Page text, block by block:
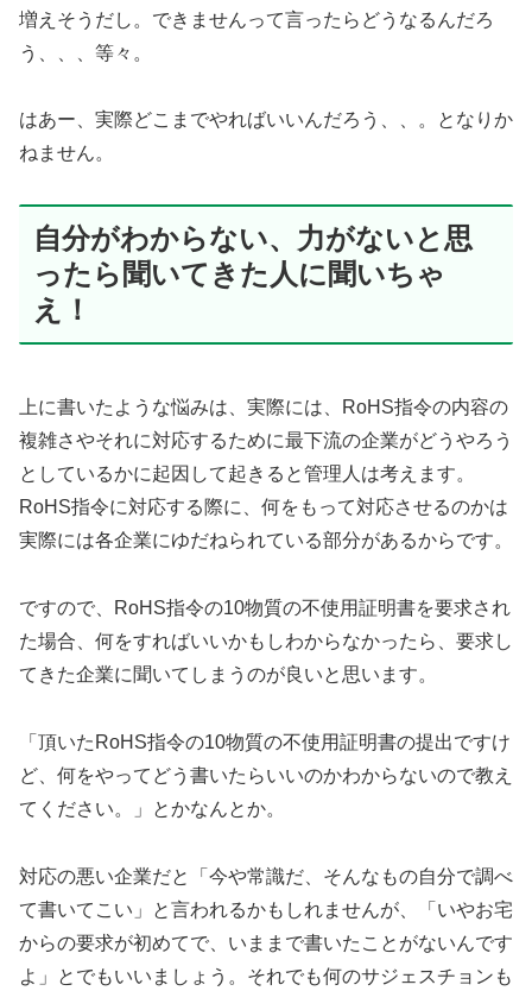
増えそうだし。できませんって言ったらどうなるんだろ
う、、、等々。
はあー、実際どこまでやればいいんだろう、、。となりか
ねません。
自分がわからない、力がないと思
ったら聞いてきた人に聞いちゃ
え！
上に書いたような悩みは、実際には、RoHS指令の内容の
複雑さやそれに対応するために最下流の企業がどうやろう
としているかに起因して起きると管理人は考えます。
RoHS指令に対応する際に、何をもって対応させるのかは
実際には各企業にゆだねられている部分があるからです。
ですので、RoHS指令の10物質の不使用証明書を要求され
た場合、何をすればいいかもしわからなかったら、要求し
てきた企業に聞いてしまうのが良いと思います。
「頂いたRoHS指令の10物質の不使用証明書の提出ですけ
ど、何をやってどう書いたらいいのかわからないので教え
てください。」とかなんとか。
対応の悪い企業だと「今や常識だ、そんなもの自分で調べ
て書いてこい」と言われるかもしれませんが、「いやお宅
からの要求が初めてで、いままで書いたことがないんです
よ」とでもいいましょう。それでも何のサジェスチョンも